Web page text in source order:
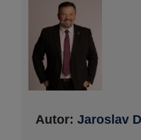
Autor: Jaroslav